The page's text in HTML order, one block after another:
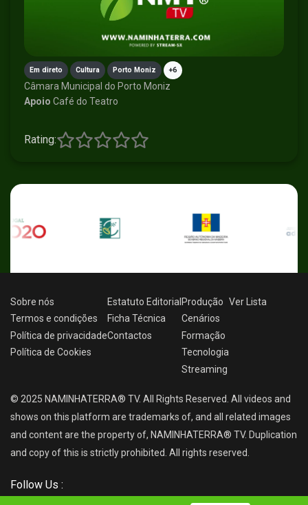
Em direto Cultura Porto Moniz +6
Câmara Municipal do Porto Moniz
Apoio Café do Teatro
Rating:
Sobre nós
Termos e condições
Política de privacidade
Política de Cookies
Estatuto Editorial
Ficha Técnica
Contactos
Produção
Cenários
Formação
Tecnologia
Streaming
Ver Lista
© 2025 NAMINHATERRA® TV. All Rights Reserved. All videos and
shows on this platform are trademarks of, and all related images
and content are the property of, NAMINHATERRA® TV. Duplication
and copy of this is strictly prohibited. All rights reserved.
Follow Us :